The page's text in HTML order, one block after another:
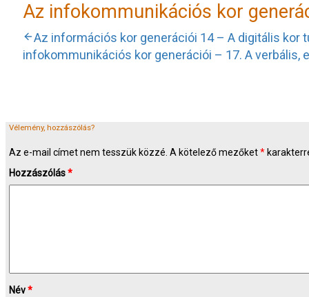
Az infokommunikációs kor
Az információs kor generációi 14 – A digitális kor
infokommunikációs kor generációi – 17. A
Vélemény, hozzászólás?
Az e-mail címet nem tesszük közzé. A kötelező mezőket*
Hozzászólás*
Név*